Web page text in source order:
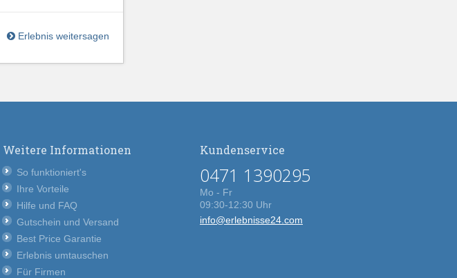
Erlebnis weitersagen
Weitere Informationen
So funktioniert's
Ihre Vorteile
Hilfe und FAQ
Gutschein und Versand
Best Price Garantie
Erlebnis umtauschen
Für Firmen
Kundenservice
0471 1390295
Mo - Fr
09:30-12:30 Uhr
info@erlebnisse24.com